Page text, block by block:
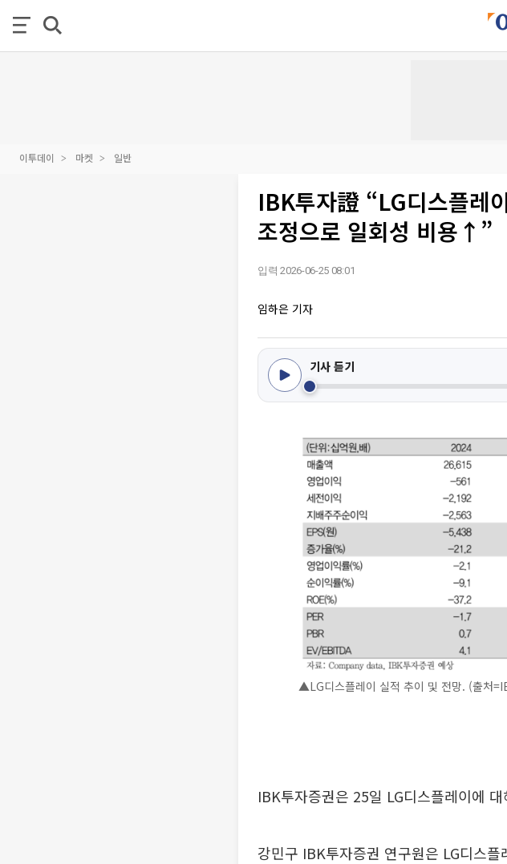
이투데이 마켓 일반
IBK투자證 “LG디스플레
조정으로 일회성 비용↑”
입력 2026-06-25 08:01
임하은 기자
기사 듣기
▲LG디스플레이 실적 추이 및 전망. (출처
IBK투자증권은 25일 LG디스플레이에
강민구 IBK투자증권 연구원은 LG디스